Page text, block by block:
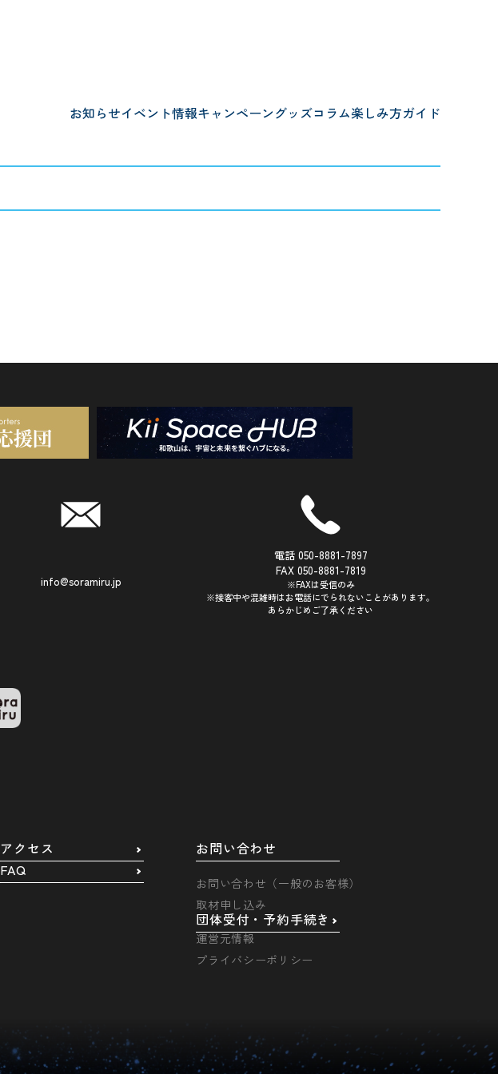
お知らせイベント情報キャンペーングッズコラム楽しみ方ガイド
info@soramiru.jp
電話 050-8881-7897
FAX 050-8881-7819
※FAXは受信のみ
※接客中や混雑時はお電話にでられないことがあります。
あらかじめご了承ください
アクセス
FAQ
お問い合わせ
お問い合わせ（一般のお客様）
取材申し込み
団体受付・予約手続き
運営元情報
プライバシーポリシー